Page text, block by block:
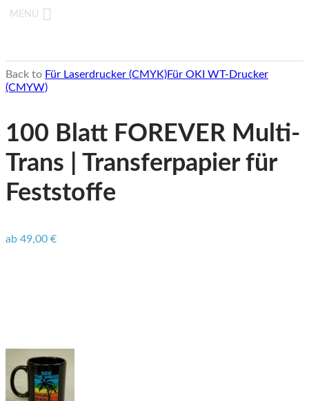
MENU
Back to Für Laserdrucker (CMYK)Für OKI WT-Drucker
(CMYW)
100 Blatt FOREVER Multi-
Trans | Transferpapier für
Feststoffe
ab 49,00 €